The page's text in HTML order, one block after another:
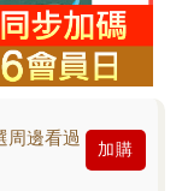
周邊看過
加購